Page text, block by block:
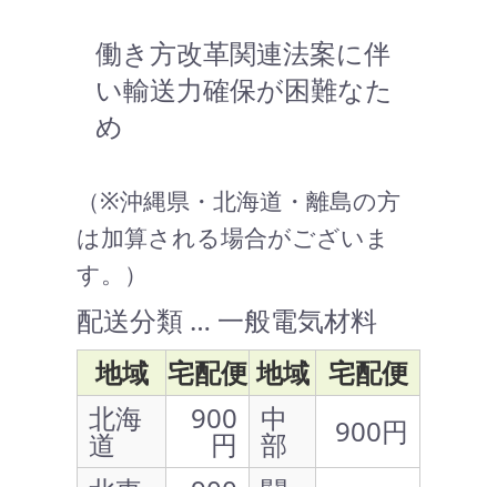
働き方改革関連法案に伴
い輸送力確保が困難なた
め
（※沖縄県・北海道・離島の方
は加算される場合がございま
す。）
配送分類 … 一般電気材料
地域 宅配便 地域 宅配便
北海
道
900
円
中
部
900円